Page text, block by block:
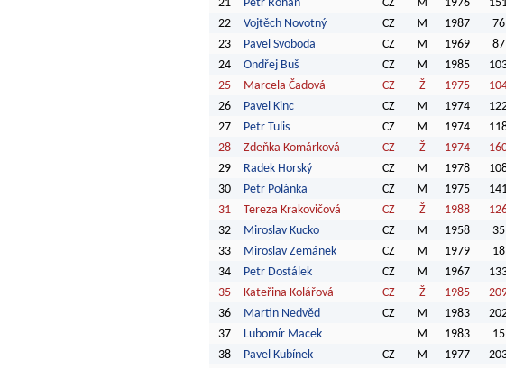
21
Petr Rohan CZ M 1976
22
Vojtěch Novotný CZ M 1987 76
23
Pavel Svoboda CZ M 1969 87
24
Ondřej Buš CZ M 1985
25
Marcela Čadová CZ Ž 1975
26
Pavel Kinc CZ M 1974
27
Petr Tulis CZ M 1974
28
Zdeňka Komárková CZ Ž 1974
29
Radek Horský CZ M 1978
30
Petr Polánka CZ M 1975
31
Tereza Krakovičová CZ Ž 1988
32
Miroslav Kucko CZ M 1958 35
33
Miroslav Zemánek CZ M 1979 18
34
Petr Dostálek CZ M 1967
35
Kateřina Kolářová CZ Ž 1985
36
Martin Nedvěd CZ M 1983
37
Lubomír Macek M 1983 15
38
Pavel Kubínek CZ M 1977